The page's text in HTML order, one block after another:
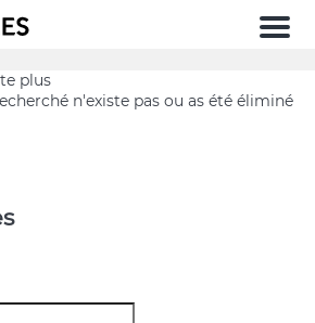
Menu
plus
n'existe pas ou as été éliminé